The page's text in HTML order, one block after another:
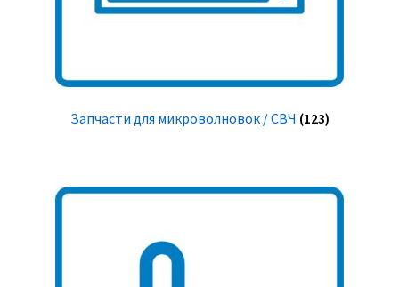
Запчасти для микроволновок / СВЧ (123)